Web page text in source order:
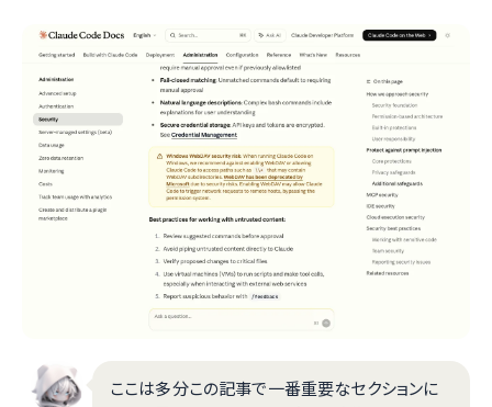
ここは多分この記事で一番重要なセクションに